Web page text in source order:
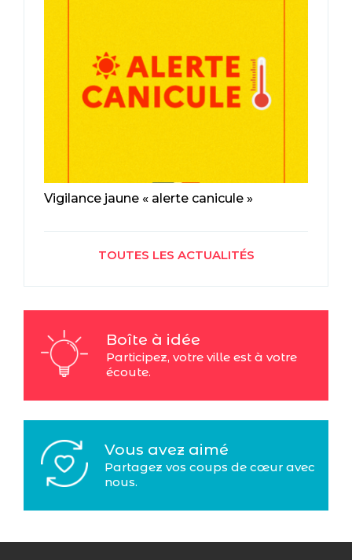
Vigilance jaune « alerte canicule »
TOUTES LES ACTUALITÉS
Boîte à idée
Participez, votre ville est à votre
écoute.
Vous avez aimé
Partagez vos coups de cœur avec
nous.